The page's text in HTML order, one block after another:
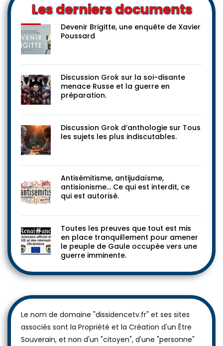
Les derniers documents
Devenir Brigitte, une enquête de Xavier
Poussard
Discussion Grok sur la soi-disante
menace Russe et la guerre en
préparation.
Discussion Grok d’anthologie sur Tous
les sujets les plus indiscutables.
Antisémitisme, antijudaïsme,
antisionisme… Ce qui est interdit, ce
qui est autorisé.
Toutes les preuves que tout est mis
en place tranquillement pour amener
le peuple de Gaule occupée vers une
guerre imminente.
Le nom de domaine "dissidencetv.fr" et ses sites
associés sont la Propriété et la Création d'un Être
Souverain, et non d'un "citoyen", d'une "personne"